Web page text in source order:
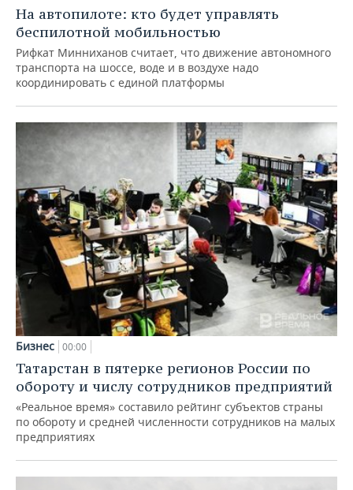
На автопилоте: кто будет управлять
беспилотной мобильностью
Рифкат Минниханов считает, что движение автономного
транспорта на шоссе, воде и в воздухе надо
координировать с единой платформы
Бизнес 00:00
Татарстан в пятерке регионов России по
обороту и числу сотрудников предприятий
«Реальное время» составило рейтинг субъектов страны
по обороту и средней численности сотрудников на малых
предприятиях